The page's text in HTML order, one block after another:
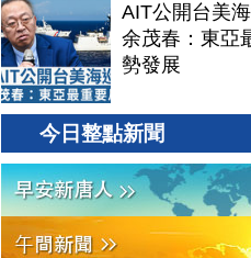
AIT公開台美
余茂春：東亞
勢發展
今日整點新聞